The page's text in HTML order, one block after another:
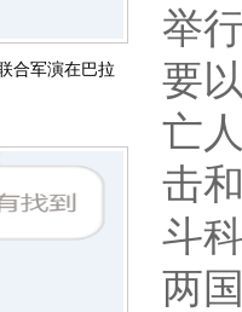
合军演在巴拉
举
要
亡
击
斗
两